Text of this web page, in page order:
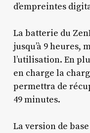
d’empreintes
La batterie du
jusqu’à 9 heures,
l’utilisation. En
en charge la
permettra de
49 minutes.
La version de